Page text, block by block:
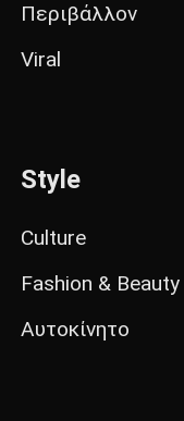
Περιβάλλον
Viral
Style
Culture
Fashion & Beauty
Αυτοκίνητο